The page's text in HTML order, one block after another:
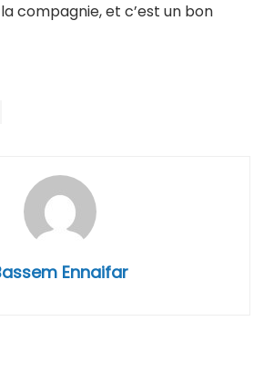
compagnie, et c’est un bon
Ennaifar